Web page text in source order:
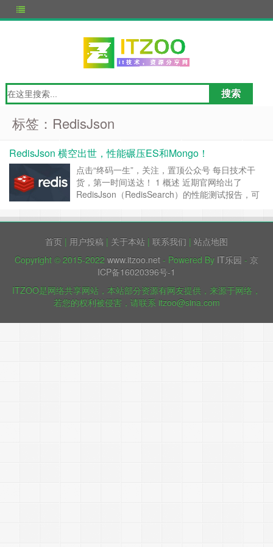
标签：RedisJson
RedisJson 横空出世，性能碾压ES和Mongo！
点击“终码一生”，关注，置顶公众号 每日技术干
货，第一时间送达！ 1 概述 近期官网给出了
RedisJson（RedisSearch）的性能测试报告，可
上结论： 对于隔离写入(isolated writes)，
ElasticS……继续阅读 »
首页 | 用户投稿 | 关于本站 | 联系我们 | 站点地图
Copyright © 2015-2022 www.itzoo.net - Powered By IT乐园 - 京
ICP备16020396号-1
ITZOO是网络共享网站，本站部分资源有网友提供，来源于网络，
若您的权利被侵害，请联系 itzoo@sina.com